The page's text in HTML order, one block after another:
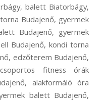
balett Biatorbágy,
Budajenő, gyermek
Budajenő, gyermek
Budajenő, kondi torna
edzőterem Budajenő,
fitness órák
alakformáló óra
balett Budajenő,